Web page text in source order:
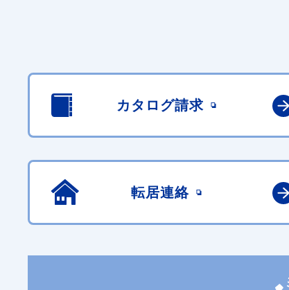
カタログ請求
転居連絡